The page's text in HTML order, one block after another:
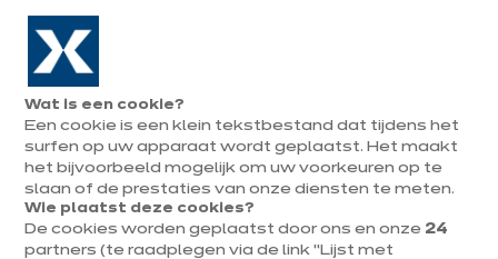
Naar de navigatie gaan
Naar de hoofdinhoud gaan
Menu
openen
winkels
Afspraak
maken
U
bevindt
zich
hier:
Home Onze keukens Per categorie Onze toonzaalkeukens [Translate to
Wat is een cookie?
Een cookie is een klein tekstbestand dat tijdens het
surfen op uw apparaat wordt geplaatst. Het maakt
het bijvoorbeeld mogelijk om uw voorkeuren op te
slaan of de prestaties van onze diensten te meten.
Wie plaatst deze cookies?
De cookies worden geplaatst door ons en onze 24
partners (te raadplegen via de link “Lijst met